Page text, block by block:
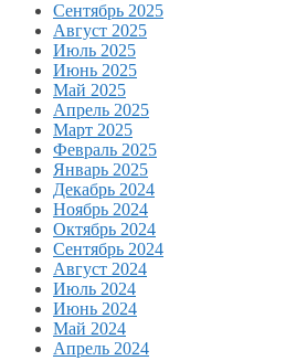
Сентябрь 2025
Август 2025
Июль 2025
Июнь 2025
Май 2025
Апрель 2025
Март 2025
Февраль 2025
Январь 2025
Декабрь 2024
Ноябрь 2024
Октябрь 2024
Сентябрь 2024
Август 2024
Июль 2024
Июнь 2024
Май 2024
Апрель 2024